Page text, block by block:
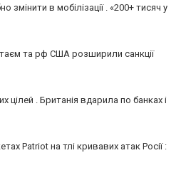
в мобілізації . «200+ тисяч у
та рф США розширили санкції
цілей . Британія вдарила по банках і
Patriot на тлі кривавих атак Росії :